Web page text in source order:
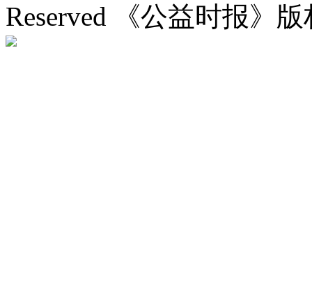
Reserved 《公益时报》